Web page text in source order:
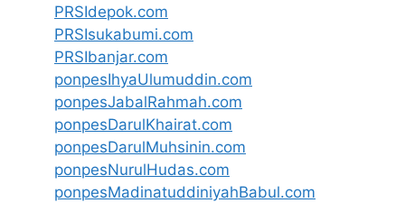
PRSIdepok.com
PRSIsukabumi.com
PRSIbanjar.com
ponpesIhyaUlumuddin.com
ponpesJabalRahmah.com
ponpesDarulKhairat.com
ponpesDarulMuhsinin.com
ponpesNurulHudas.com
ponpesMadinatuddiniyahBabul.com